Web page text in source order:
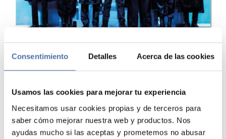
Consentimiento Detalles Acerca de las cookies
Usamos las cookies para mejorar tu experiencia
Necesitamos usar cookies propias y de terceros para
saber cómo mejorar nuestra web y productos. Nos
ayudas mucho si las aceptas y prometemos no abusar